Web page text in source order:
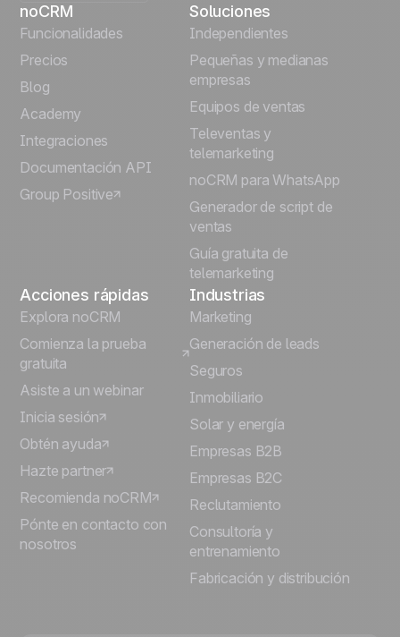
English
Français
Português
Italiano
Deutsch
noCRM
Funcionalidades
Precios
Blog
Academy
Integraciones
Documentación API
Group Positive
Soluciones
Independientes
Pequeñas y medianas
empresas
Equipos de ventas
Televentas y
telemarketing
noCRM para WhatsApp
Generador de script de
ventas
Guía gratuita de
telemarketing
Acciones rápidas
Explora noCRM
Comienza la prueba
gratuita
Asiste a un webinar
Inicia sesión
Obtén ayuda
Hazte partner
Recomienda noCRM
Pónte en contacto con
nosotros
Industrias
Marketing
Generación de leads
Seguros
Inmobiliario
Solar y energía
Empresas B2B
Empresas B2C
Reclutamiento
Consultoría y
entrenamiento
Fabricación y distribución